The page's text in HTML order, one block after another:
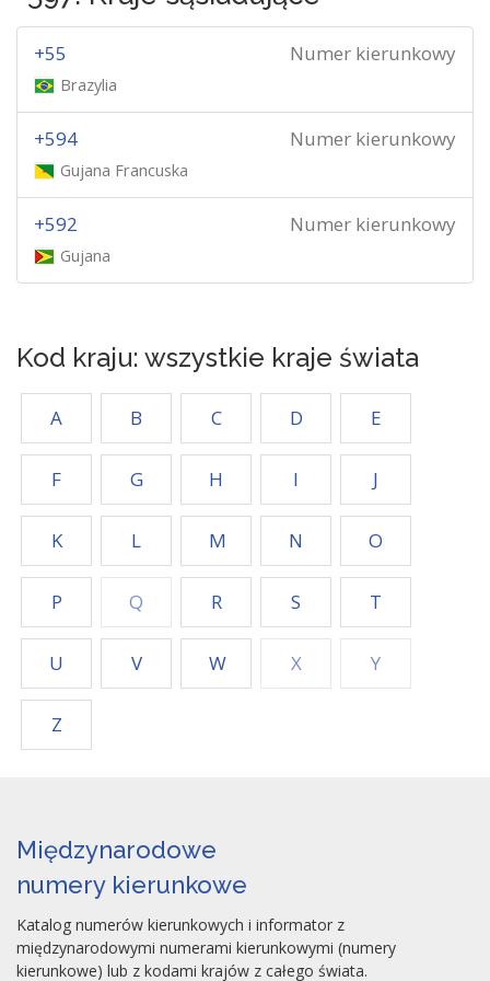
Numer kierunkowy
+55
Brazylia
Numer kierunkowy
+594
Gujana Francuska
Numer kierunkowy
+592
Gujana
Kod kraju: wszystkie kraje świata
A B C D E
F G H I J
K L M N O
P Q R S T
U V W X Y
Z
Międzynarodowe
numery kierunkowe
Katalog numerów kierunkowych i informator z
międzynarodowymi numerami kierunkowymi (numery
kierunkowe) lub z kodami krajów z całego świata.